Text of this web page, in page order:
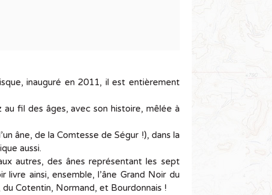
inauguré en 2011, il est entièrement
au fil des âges, avec son histoire, mêlée à
âne, de la Comtesse de Ségur !), dans la
aussi.
autres, des ânes représentant les sept
livre ainsi, ensemble, l’âne Grand Noir du
Cotentin, Normand, et Bourdonnais !